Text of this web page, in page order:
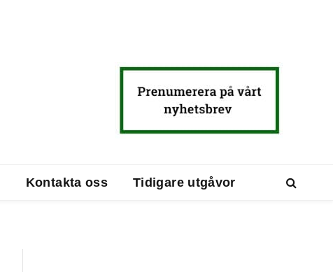
Kontakta oss Tidigare utgåvor